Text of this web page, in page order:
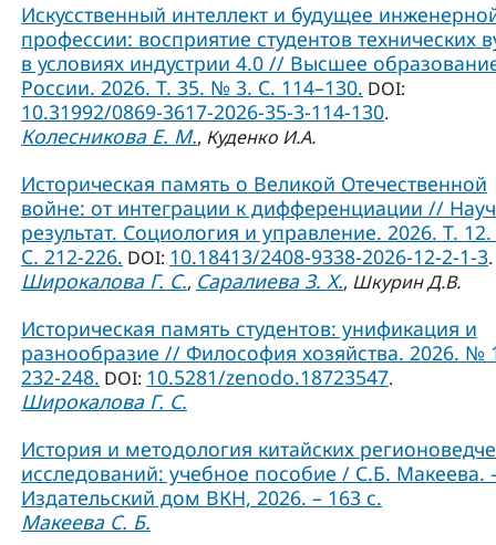
Искусственный интеллект и будущее
профессии: восприятие студентов технических
в условиях индустрии 4.0 // Высшее
России. 2026. Т. 35. № 3. С. 114–130. DOI:
10.31992/0869-3617-2026-35-3-114-130.
Колесникова Е. М., Куденко И.А.
Историческая память о Великой Отечественной
войне: от интеграции к дифференциации //
результат. Социология и управление. 2026. Т.
С. 212-226. DOI: 10.18413/2408-9338-2026-12-2-1-3.
Широкалова Г. С., Саралиева З. Х., Шкурин Д.В.
Историческая память студентов: унификация и
разнообразие // Философия хозяйства. 2026. №
232-248. DOI: 10.5281/zenodo.18723547.
Широкалова Г. С.
История и методология китайских
исследований: учебное пособие / С.Б. Макеева.
Издательский дом ВКН, 2026. – 163 с.
Макеева С. Б.